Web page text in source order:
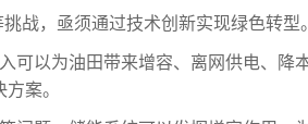
，亟须通过技术创新实现绿色转型。
以为油田带来增容、离网供电、降
案。